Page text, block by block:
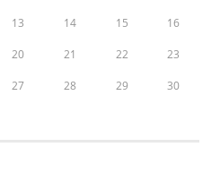
13 14 15 16
20 21 22 23
27 28 29 30